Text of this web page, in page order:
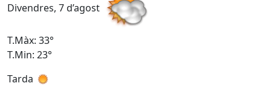
Divendres, 7 d’agost
T.Màx: 33°
T.Min: 23°
Tarda